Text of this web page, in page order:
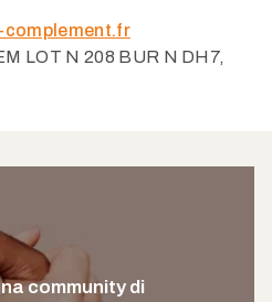
complement.fr
LOT N 208 BUR N DH7,
community di